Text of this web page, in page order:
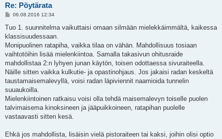
Re: Pöytärata
V
e
t
i
06.08.2016 12:34
Tuo 1. suunnitelma vaikuttaisi omaan silmään mielekkäimmältä, kaikessa
klassisuudessaan.
Monipuolinen ratapiha, vaikka tilaa on vähän. Mahdollisuus tosiaan
vaihtotöihin lisää mielenkiintoa. Samalla takasivun ohitusraide
mahdollistaa 2:n lyhyen junan käytön, toisen odottaessa sivuraiteella.
Näille sitten vaikka kulkutie- ja opastinohjaus. Jos jakaisi radan keskeltä
taustamaisemalevyllä, voisi radan läpiviennit naamioida tunnelin
suuaukoilla.
Mielenkiintoinen ratkaisu voisi olla tehdä maisemalevyn toiselle puolen
talvimaisema kinoksineen ja jääpuikkoineen, ratapihan puolelle
vastaavasti sitten kesä.
Ehkä jos mahdollista, lisäisin vielä pistoraiteen tai kaksi, joihin olisi optio